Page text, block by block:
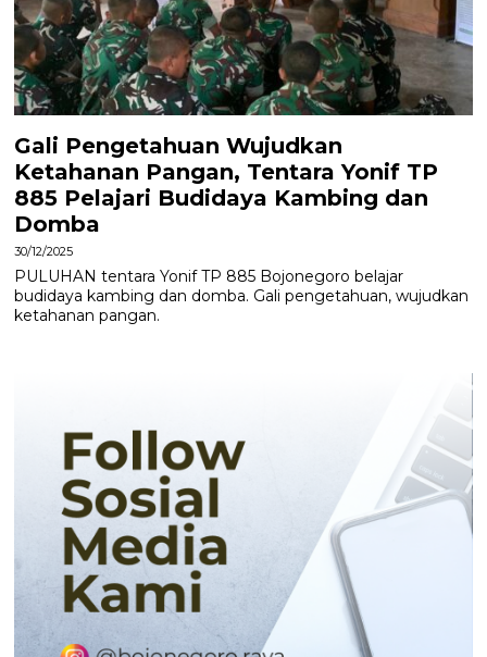
Gali Pengetahuan Wujudkan
Ketahanan Pangan, Tentara Yonif TP
885 Pelajari Budidaya Kambing dan
Domba
30/12/2025
PULUHAN tentara Yonif TP 885 Bojonegoro belajar
budidaya kambing dan domba. Gali pengetahuan, wujudkan
ketahanan pangan.